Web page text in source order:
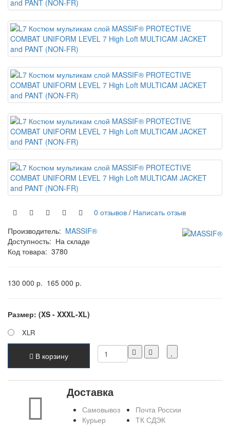
0 отзывов / Написать отзыв
Производитель: MASSIF®
Доступность: На складе
Код товара: 3780
130 000 р. 165 000 р.
Размер: (XS - XXXL-XL)
XLR
В корзину
Доставка
Самовывоз
Курьер
Почта России
ТК СДЭК